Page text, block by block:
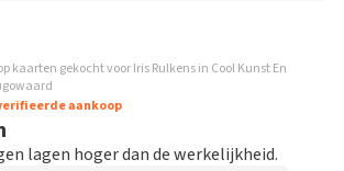
Nathalie Mussche over
kaarten gekocht voor Iris Rulkens in Cool Kunst En
aankoop
lagen hoger dan de werkelijkheid.